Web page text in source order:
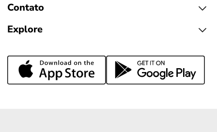
Contato
Explore